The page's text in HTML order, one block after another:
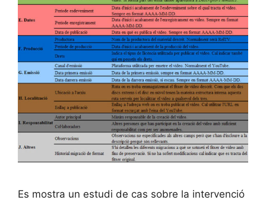
Es mostra un estudi de cas sobre la intervenció